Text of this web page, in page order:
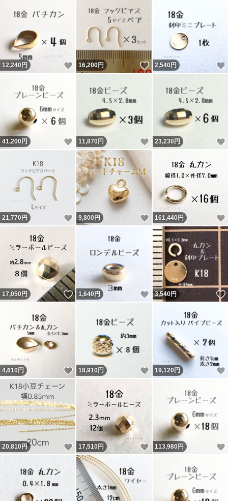
12,240円 いいね！
16,200円 いいね！
2,540 円
41,200円 いいね！
11,870円 いいね！
23,230円
21,770 円 いいね！
9,800円 いいね！
161,440円
17,050円 いいね！
1,640円 いいね！
3,540円
4,610 円 いいね！
18,910 円 いいね！
19,120円
20,810円 いいね！
17,510円 いいね！
113,980 円